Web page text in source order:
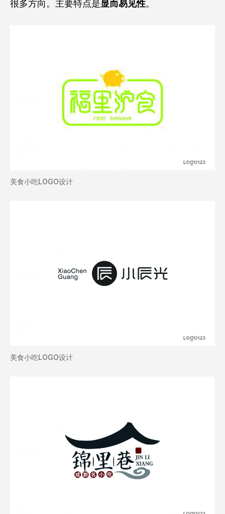
很多方向。主要特点是显而易见性。
美食小吃LOGO设计
美食小吃LOGO设计